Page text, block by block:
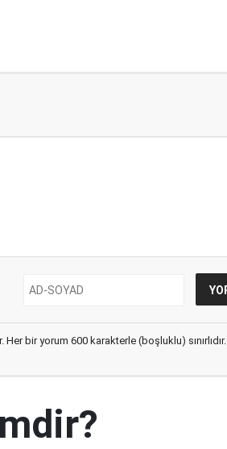
bir yorum 600 karakterle (boşluklu) sınırlıdır.